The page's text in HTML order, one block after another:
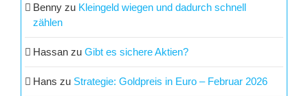
Benny zu Kleingeld wiegen und dadurch schnell
zählen
Hassan zu Gibt es sichere Aktien?
Hans zu Strategie: Goldpreis in Euro – Februar 2026